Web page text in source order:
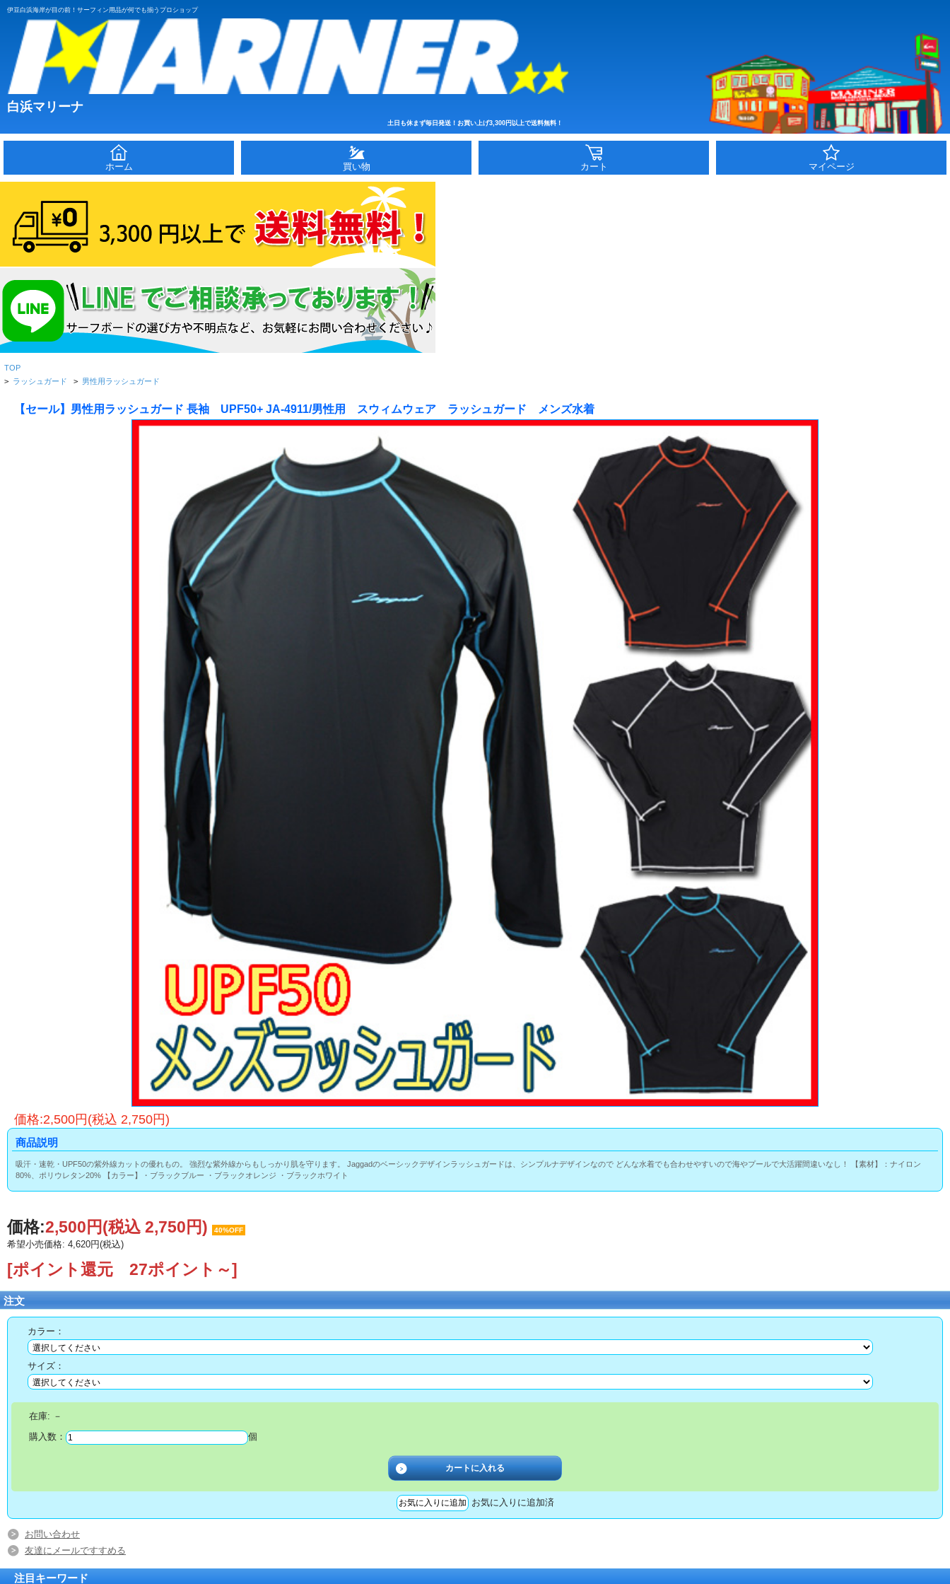
伊豆白浜海岸が目の前！サーフィン用品が何でも揃うプロショップ
白浜マリーナ
土日も休まず毎日発送！お買い上げ3,300円以上で送料無料！
ホーム 買い物 カート マイページ
TOP
> ラッシュガード > 男性用ラッシュガード
【セール】男性用ラッシュガード 長袖 UPF50+ JA-4911/男性用 スウィムウェア ラッシュガード メンズ水着
価格:2,500円(税込 2,750円)
商品説明
吸汗・速乾・UPF50の紫外線カットの優れもの。 強烈な紫外線からもしっかり肌を守ります。 Jaggadのベーシックデザインラッシュガードは、シンプルナデザインなので どんな水着でも合わせやすいので海やプールで大活躍間違いなし！ 【素材】：ナイロン
80%、ポリウレタン20% 【カラー】・ブラックブルー ・ブラックオレンジ ・ブラックホワイト
価格:2,500円(税込 2,750円) 40%OFF
希望小売価格: 4,620円(税込)
[ポイント還元 27ポイント～]
注文
カラー：
サイズ：
在庫: －
購入数：
個
お気に入りに追加済
お問い合わせ
友達にメールですすめる
注目キーワード